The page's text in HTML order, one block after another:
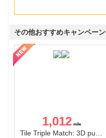
その他おすすめキャンペーン
1,012
Tile Triple Match: 3D puzzle